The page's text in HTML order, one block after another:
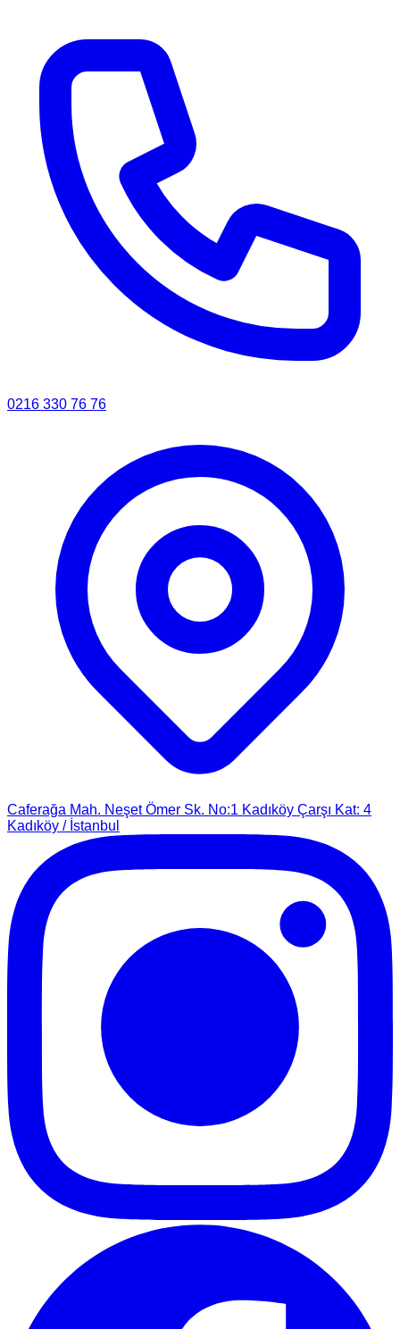
0216 330 76 76
Caferağa Mah. Neşet Ömer Sk. No:1 Kadıköy Çarşı Kat: 4
Kadıköy / İstanbul